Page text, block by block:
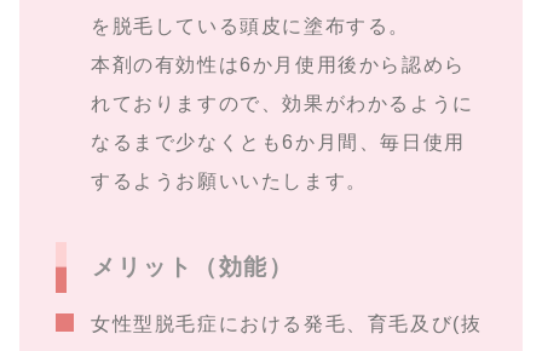
を脱毛している頭皮に塗布する。
本剤の有効性は6か月使用後から認めら
れておりますので、効果がわかるように
なるまで少なくとも6か月間、毎日使用
するようお願いいたします。
メリット（効能）
女性型脱毛症における発毛、育毛及び(抜